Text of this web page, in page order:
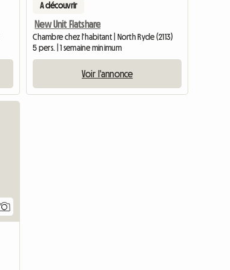
A découvrir
New Unit Flatshare
Chambre chez l'habitant | North Ryde (2113)
5 pers. | 1 semaine minimum
Voir l'annonce